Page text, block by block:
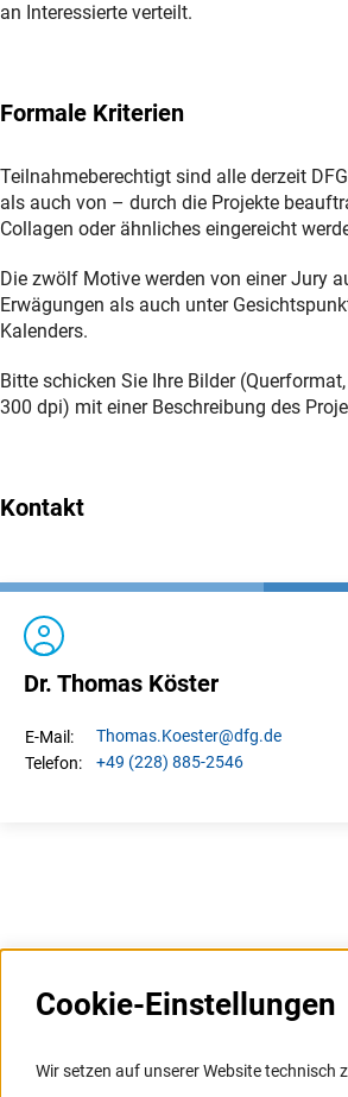
an Interessierte verteilt.
Formale Kriterien
Teilnahmeberechtigt sind alle derzeit
als auch von – durch die Projekte
Collagen oder ähnliches eingereicht
Die zwölf Motive werden von einer Jury
Erwägungen als auch unter
Kalenders.
Bitte schicken Sie Ihre Bilder
300 dpi) mit einer Beschreibung des
Kontakt
Dr. Thomas Köster
E-Mail: Thomas.Koester@dfg.de
Telefon:
+49 (228) 885-2546
Informationssysteme
Cookie-Einstellungen
Wir setzen auf unserer Website technisch